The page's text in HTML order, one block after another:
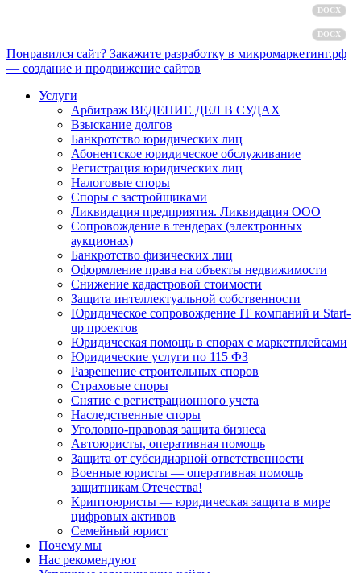
DOCX
DOCX
Понравился сайт? Закажите разработку в микромаркетинг.рф
— создание и продвижение сайтов
Услуги
Арбитраж ВЕДЕНИЕ ДЕЛ В СУДАХ
Взыскание долгов
Банкротство юридических лиц
Абонентское юридическое обслуживание
Регистрация юридических лиц
Налоговые споры
Споры с застройщиками
Ликвидация предприятия. Ликвидация ООО
Сопровождение в тендерах (электронных
аукционах)
Банкротство физических лиц
Оформление права на объекты недвижимости
Снижение кадастровой стоимости
Защита интеллектуальной собственности
Юридическое сопровождение IT компаний и Start-
up проектов
Юридическая помощь в спорах с маркетплейсами
Юридические услуги по 115 ФЗ
Разрешение строительных споров
Страховые споры
Снятие с регистрационного учета
Наследственные споры
Уголовно-правовая защита бизнеса
Автоюристы, оперативная помощь
Защита от субсидиарной ответственности
Военные юристы — оперативная помощь
защитникам Отечества!
Криптоюристы — юридическая защита в мире
цифровых активов
Семейный юрист
Почему мы
Нас рекомендуют